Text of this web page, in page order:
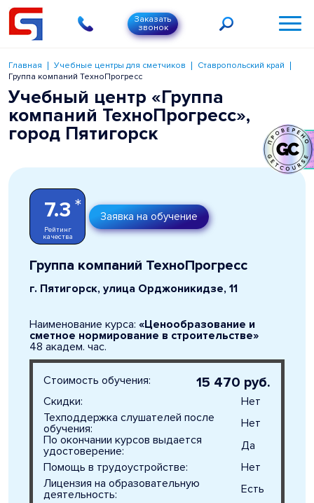
Заказать
звонок
Главная Учебные центры для сметчиков
Ставропольский край
Группа компаний ТехноПрогресс
Учебный центр «Группа
компаний ТехноПрогресс»,
город Пятигорск
7.3*
Рейтинг
качества
Группа компаний ТехноПрогресс
г. Пятигорск, улица Орджоникидзе, 11
Заявка на обучение
Наименование курса: «Ценообразование и
сметное нормирование в строительстве»
48 академ. час.
Стоимость обучения: 15 470 руб.
Скидки:
Нет
Техподдержка слушателей после
обучения:
Нет
По окончании курсов выдается
удостоверение:
Да
Помощь в трудоустройстве:
Нет
Лицензия на образовательную
деятельность:
Есть